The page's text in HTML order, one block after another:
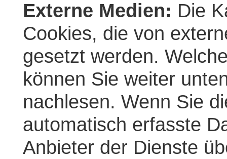
Externe Medien: Die
Cookies, die von
gesetzt werden.
können Sie weiter
nachlesen. Wenn Sie
automatisch erfasste
Anbieter der Dienste